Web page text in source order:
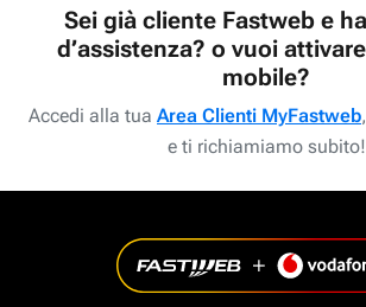
Sei già cliente Fastweb e
d’assistenza? o vuoi attivare un’offerta
mobile?
Accedi alla tua Area Clienti MyFastweb, ti basta un click
e ti richiamiamo subito!